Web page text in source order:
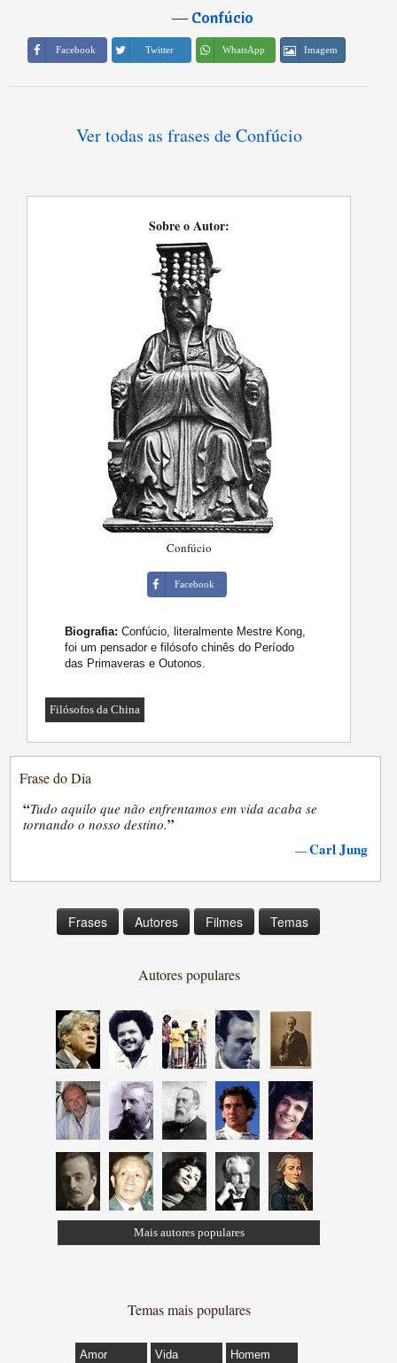
―Confúcio
Facebook Twitter WhatsApp Imagem
Ver todas as frases de Confúcio
Sobre o Autor:
Confúcio
Facebook
Biografia: Confúcio, literalmente Mestre Kong,
foi um pensador e filósofo chinês do Período
das Primaveras e Outonos.
Filósofos da China
Frase do Dia
“Tudo aquilo que não enfrentamos em vida acaba se
tornando o nosso destino.”
—Carl Jung
Frases Autores Filmes Temas
Autores populares
Mais autores populares
Temas mais populares
Amor Vida Homem